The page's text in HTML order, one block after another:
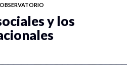
OBSERVATORIO
y los